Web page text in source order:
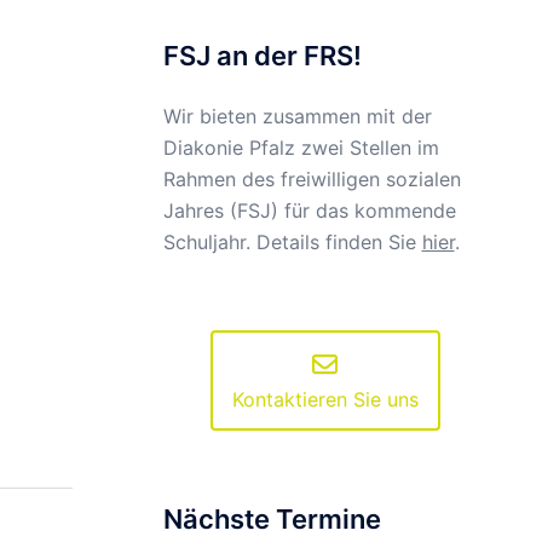
FSJ an der FRS!
Wir bieten zusammen mit der
Diakonie Pfalz zwei Stellen im
Rahmen des freiwilligen sozialen
Jahres (FSJ) für das kommende
Schuljahr. Details finden Sie hier.
Kontaktieren Sie uns
Nächste Termine